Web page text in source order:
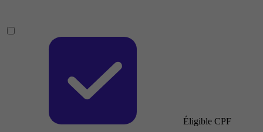
Éligible CPF